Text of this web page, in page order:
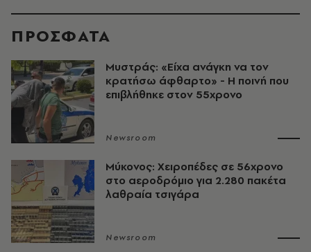
ΠΡΟΣΦΑΤΑ
Μυστράς: «Είχα ανάγκη να τον
κρατήσω άφθαρτο» - Η ποινή που
επιβλήθηκε στον 55χρονο
Newsroom
Μύκονος: Χειροπέδες σε 56χρονο
στο αεροδρόμιο για 2.280 πακέτα
λαθραία τσιγάρα
Newsroom